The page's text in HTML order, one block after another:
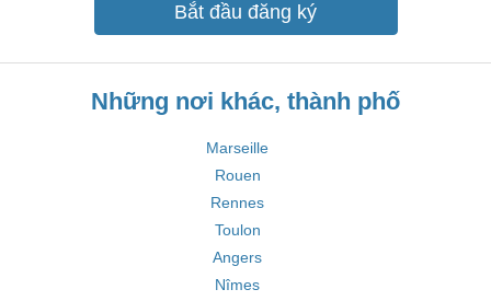
Bắt đầu đăng ký
Những nơi khác, thành phố
Marseille
Rouen
Rennes
Toulon
Angers
Nîmes